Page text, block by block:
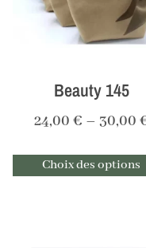
Beauty 145
24,00 € – 30,00
Choix des options